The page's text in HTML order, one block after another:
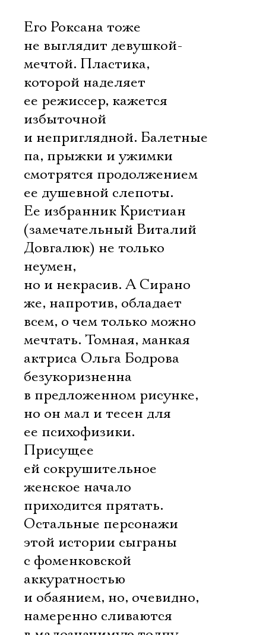
Его Роксана тоже
не выглядит девушкой-
мечтой. Пластика,
которой наделяет
ее режиссер, кажется
избыточной
и неприглядной. Балетные
па, прыжки и ужимки
смотрятся продолжением
ее душевной слепоты.
Ее избранник Кристиан
(замечательный Виталий
Довгалюк) не только
неумен,
но и некрасив. А Сирано
же, напротив, обладает
всем, о чем только можно
мечтать. Томная, манкая
актриса Ольга Бодрова
безукоризненна
в предложенном рисунке,
но он мал и тесен для
ее психофизики.
Присущее
ей сокрушительное
женское начало
приходится прятать.
Остальные персонажи
этой истории сыграны
с фоменковской
аккуратностью
и обаянием, но, очевидно,
намеренно сливаются